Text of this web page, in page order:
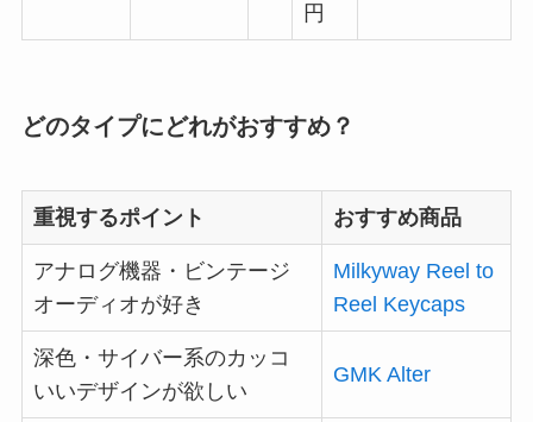
円
どのタイプにどれがおすすめ？
重視するポイント おすすめ商品
アナログ機器・ビンテージ
オーディオが好き
Milkyway Reel to
Reel Keycaps
深色・サイバー系のカッコ
いいデザインが欲しい
GMK Alter